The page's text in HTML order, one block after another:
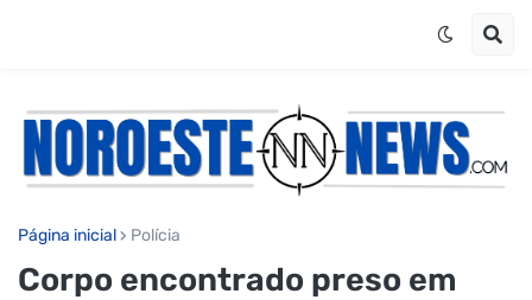
Página inicial Polícia
Corpo encontrado preso em